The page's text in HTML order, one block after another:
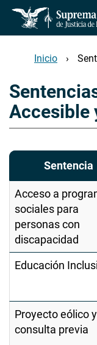
Pasar
contenido
principalInicio
Accesible
Sentencia
Acceso a
sociales para
personas con
discapacidad
Educación
Proyecto eólico y
consulta previa